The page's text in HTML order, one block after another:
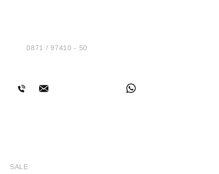
Tel.:0871 / 97410 - 50
SALE